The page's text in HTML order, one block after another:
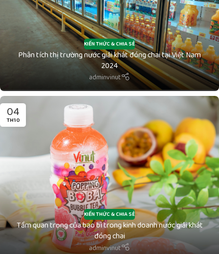
KIẾN THỨC & CHIA SẺ
Phân tích thị trường nước giải khát đóng chai tại Việt Nam
2024
adminvinut
04
TH10
KIẾN THỨC & CHIA SẺ
Tầm quan trọng của bao bì trong kinh doanh nước giải khát
đóng chai
adminvinut